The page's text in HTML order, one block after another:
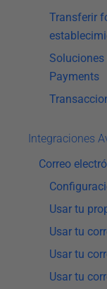
Transferir
Payments
Integraciones
Correo
Usar tu
Usar tu
Usar tu
Usar tu